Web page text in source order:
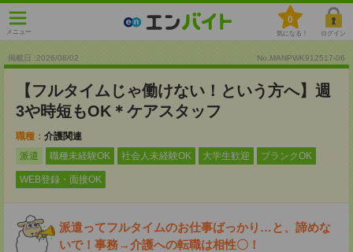
メニュー
0
気になる！ ログイン
掲載日 :2026/08/02 No.MANPWK912517-06
【フルタイムじゃ働けない！という方へ】週
3や時短もOK＊ケアスタッフ
職種： 介護関連
派遣
職種未経験OK 社会人未経験OK 大学生歓迎 ブランクOK
WEB登録・面接OK
派遣ってフルタイムのお仕事ばっかり…と、諦めな
いで！事務→介護への転職は相性〇！